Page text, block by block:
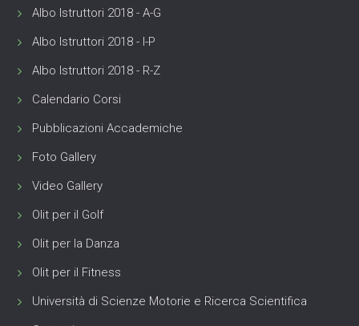
Albo Istruttori 2018 - A-G
Albo Istruttori 2018 - I-P
Albo Istruttori 2018 - R-Z
Calendario Corsi
Pubblicazioni Accademiche
Foto Gallery
Video Gallery
Olit per il Golf
Olit per la Danza
Olit per il Fitness
Università di Scienze Motorie e Ricerca Scientifica